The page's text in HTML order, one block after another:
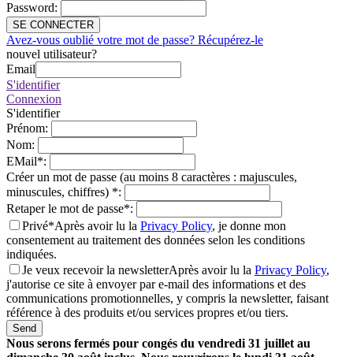
Password:
SE CONNECTER
Avez-vous oublié votre mot de passe? Récupérez-le
nouvel utilisateur?
Email
S'identifier
Connexion
S'identifier
Prénom:
Nom:
EMail*:
Créer un mot de passe (au moins 8 caractères : majuscules,
minuscules, chiffres) *:
Retaper le mot de passe*:
Privé*Après avoir lu la Privacy Policy, je donne mon
consentement au traitement des données selon les conditions
indiquées.
Je veux recevoir la newsletterAprès avoir lu la Privacy Policy,
j'autorise ce site à envoyer par e-mail des informations et des
communications promotionnelles, y compris la newsletter, faisant
référence à des produits et/ou services propres et/ou tiers.
Send
Nous serons fermés pour congés du vendredi 31 juillet au